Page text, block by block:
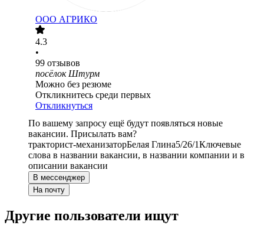
ООО АГРИКО
4.3
•
99 отзывов
посёлок Штурм
Можно без резюме
Откликнитесь среди первых
Откликнуться
По вашему запросу ещё будут появляться новые
вакансии. Присылать вам?
тракторист-механизаторБелая Глина5/26/1Ключевые
слова в названии вакансии, в названии компании и в
описании вакансии
В мессенджер
На почту
Другие пользователи ищут